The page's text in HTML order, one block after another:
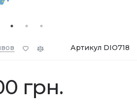
Артикул DIO718
грн.